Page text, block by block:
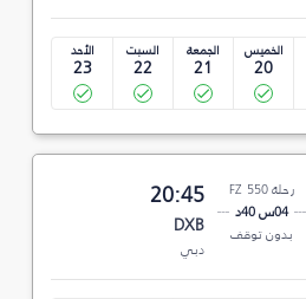
الخميس
20
الجمعة
21
السبت
22
الأحد
23
رحلة FZ 550
04س 40د
بدون توقف
20:45
DXB
دبي